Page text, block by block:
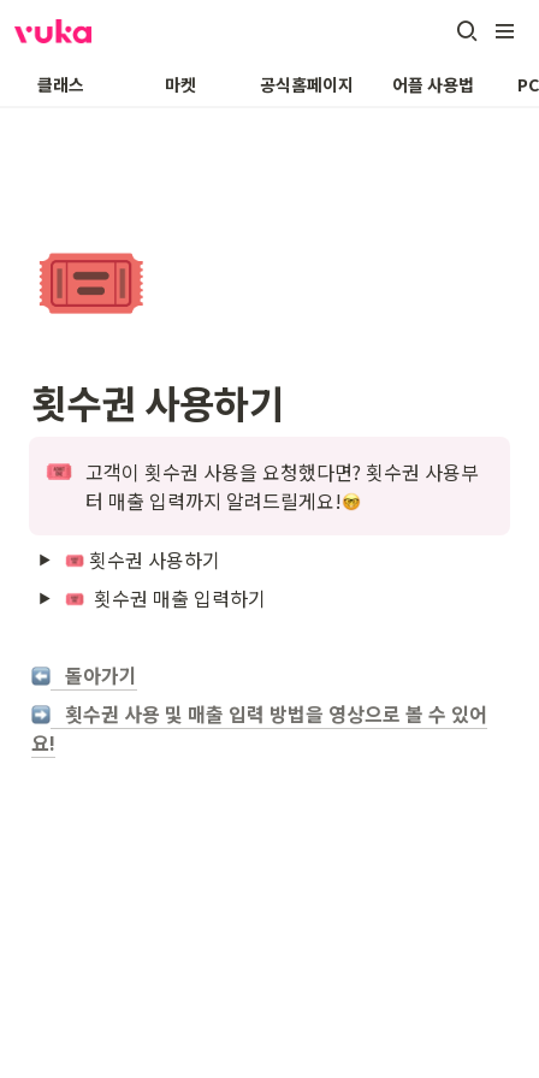
클래스 마켓 공식홈페이지 어플 사용법
🎟️
횟수권 사용하기
고객이 횟수권 사용을 요청했다면? 횟수권 사용부
터 매출 입력까지 알려드릴게요!
횟수권 사용하기
횟수권 매출 입력하기
돌아가기
횟수권 사용 및 매출 입력 방법을 영상으로 볼 수 있어
요!